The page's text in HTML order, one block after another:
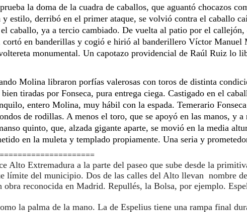
la doma de la cuadra de caballos, que aguantó chocazos
estilo, derribó en el primer ataque, se volvió contra el caballo
caballo, ya a tercio cambiado. De vuelta al patio por el
cortó en banderillas y cogió e hirió al banderillero Víctor
monumental. Un capotazo providencial de Raúl Ruiz lo
Molina libraron porfías valerosas con toros de distinta
tiradas por Fonseca, pura entrega ciega. Castigado en el
entero Molina, muy hábil con la espada. Temerario
de rodillas. A menos el toro, que se apoyó en las manos, y
quinto, que, alzada gigante aparte, se movió en la media
en la muleta y templado propiamente. Una seria y
Alto Extremadura a la parte del paseo que sube desde la
límite del municipio. Dos de las calles del Alto llevan
obra reconocida en Madrid. Repullés, la Bolsa, por ejemplo.
la palma de la mano. La de Espelius tiene una rampa final